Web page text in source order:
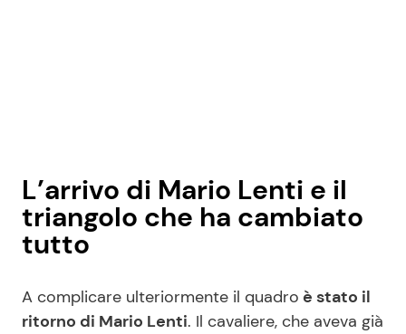
L’arrivo di Mario Lenti e il
triangolo che ha cambiato
tutto
A complicare ulteriormente il quadro è stato il
ritorno di Mario Lenti. Il cavaliere, che aveva già